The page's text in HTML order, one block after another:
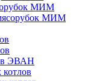
МИМ
МИМ
ЭВАН
котлов